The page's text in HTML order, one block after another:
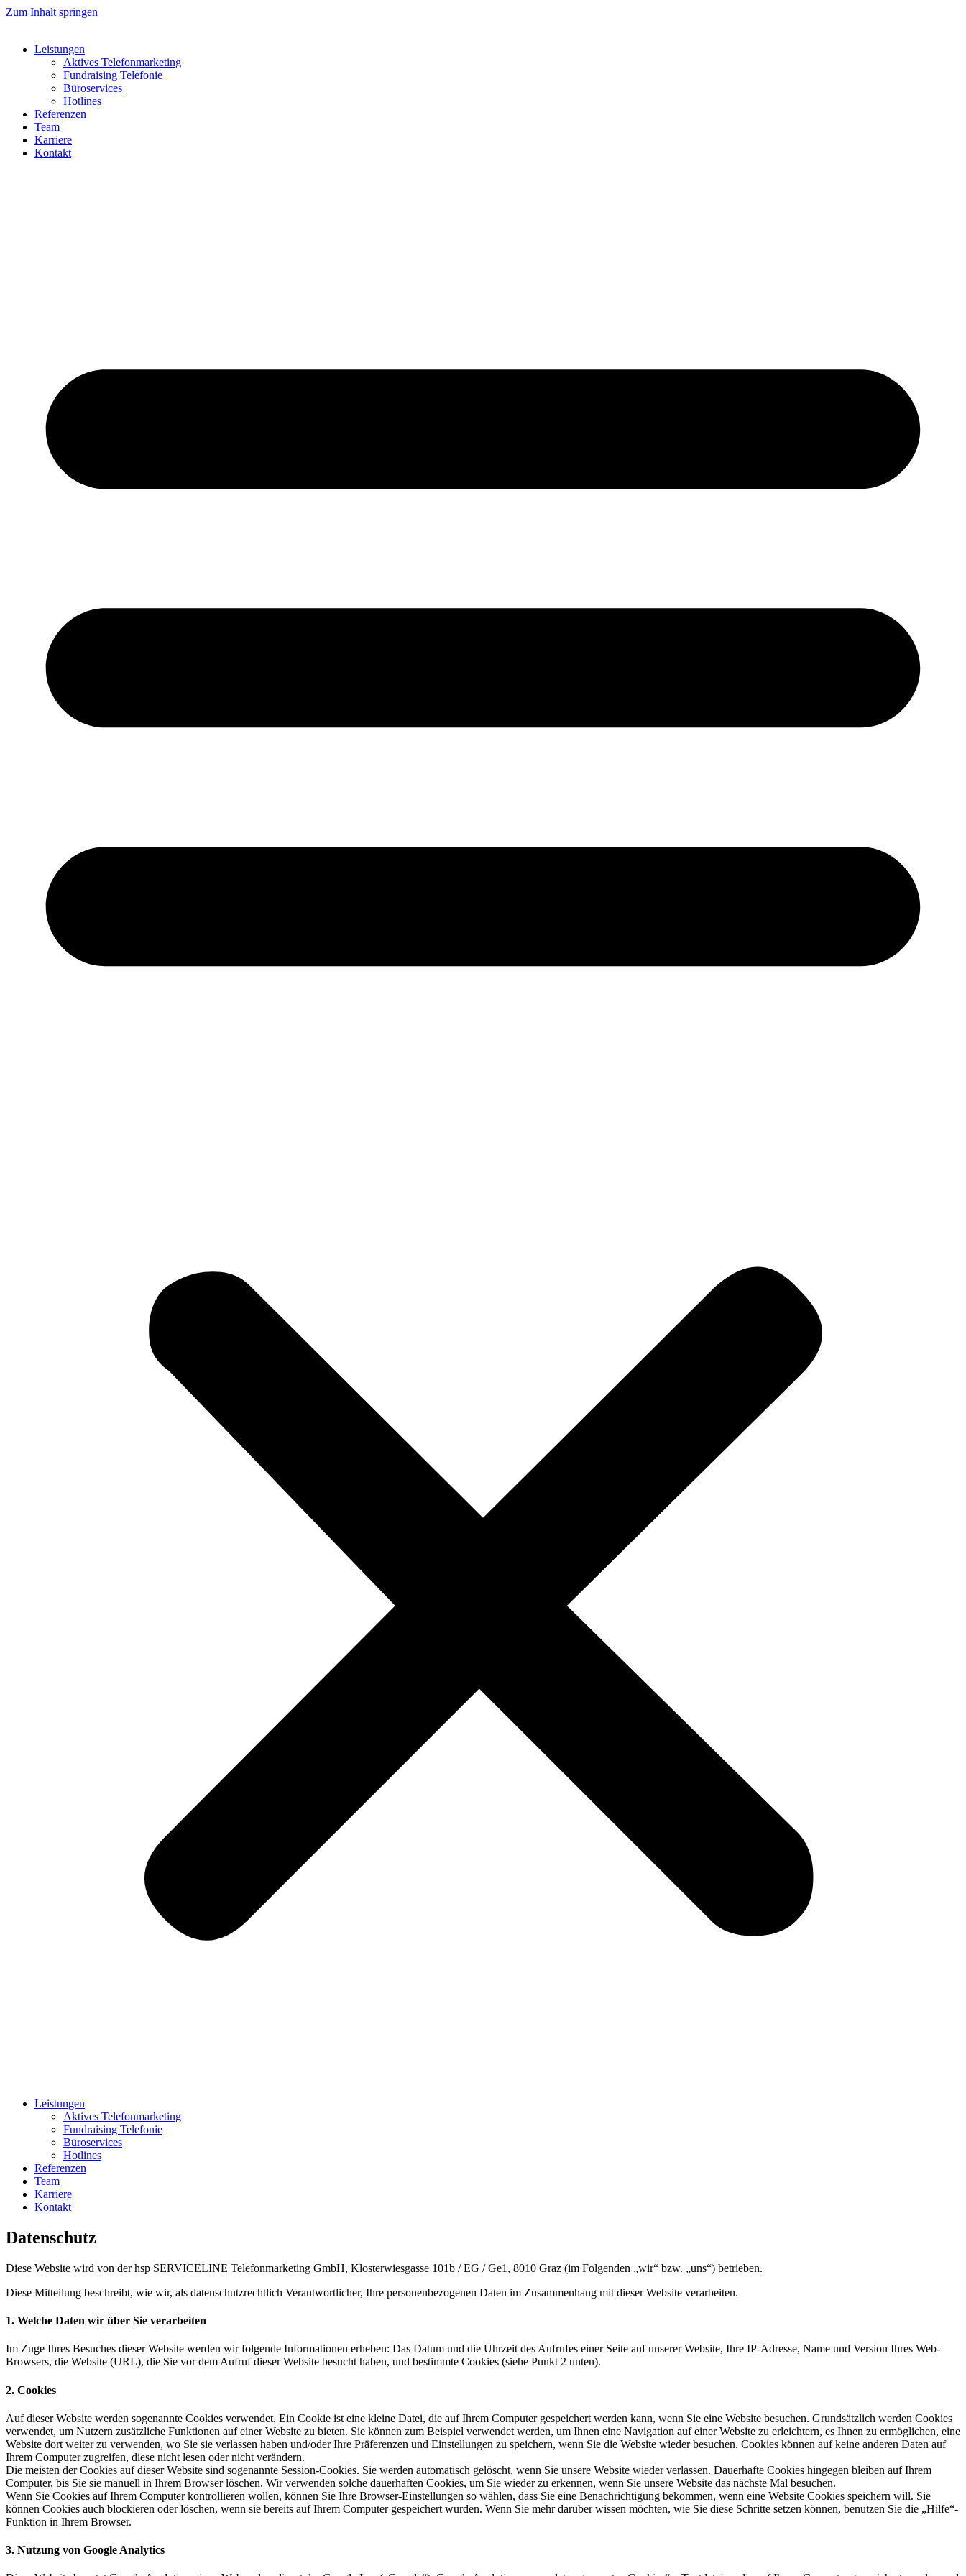
Zum Inhalt springen
Leistungen
Aktives Telefonmarketing
Fundraising Telefonie
Büroservices
Hotlines
Referenzen
Team
Karriere
Kontakt
Leistungen
Aktives Telefonmarketing
Fundraising Telefonie
Büroservices
Hotlines
Referenzen
Team
Karriere
Kontakt
Datenschutz
Diese Website wird von der hsp SERVICELINE Telefonmarketing GmbH, Klosterwiesgasse 101b / EG / Ge1, 8010 Graz (im Folgenden „wir“ bzw. „uns“) betrieben.
Diese Mitteilung beschreibt, wie wir, als datenschutzrechtlich Verantwortlicher, Ihre personenbezogenen Daten im Zusammenhang mit dieser Website verarbeiten.
1. Welche Daten wir über Sie verarbeiten
Im Zuge Ihres Besuches dieser Website werden wir folgende Informationen erheben: Das Datum und die Uhrzeit des Aufrufes einer Seite auf unserer Website, Ihre IP-Adresse, Name und Version Ihres Web-
Browsers, die Website (URL), die Sie vor dem Aufruf dieser Website besucht haben, und bestimmte Cookies (siehe Punkt 2 unten).
2. Cookies
Auf dieser Website werden sogenannte Cookies verwendet. Ein Cookie ist eine kleine Datei, die auf Ihrem Computer gespeichert werden kann, wenn Sie eine Website besuchen. Grundsätzlich werden Cookies
verwendet, um Nutzern zusätzliche Funktionen auf einer Website zu bieten. Sie können zum Beispiel verwendet werden, um Ihnen eine Navigation auf einer Website zu erleichtern, es Ihnen zu ermöglichen, eine
Website dort weiter zu verwenden, wo Sie sie verlassen haben und/oder Ihre Präferenzen und Einstellungen zu speichern, wenn Sie die Website wieder besuchen. Cookies können auf keine anderen Daten auf
Ihrem Computer zugreifen, diese nicht lesen oder nicht verändern.
Die meisten der Cookies auf dieser Website sind sogenannte Session-Cookies. Sie werden automatisch gelöscht, wenn Sie unsere Website wieder verlassen. Dauerhafte Cookies hingegen bleiben auf Ihrem
Computer, bis Sie sie manuell in Ihrem Browser löschen. Wir verwenden solche dauerhaften Cookies, um Sie wieder zu erkennen, wenn Sie unsere Website das nächste Mal besuchen.
Wenn Sie Cookies auf Ihrem Computer kontrollieren wollen, können Sie Ihre Browser-Einstellungen so wählen, dass Sie eine Benachrichtigung bekommen, wenn eine Website Cookies speichern will. Sie
können Cookies auch blockieren oder löschen, wenn sie bereits auf Ihrem Computer gespeichert wurden. Wenn Sie mehr darüber wissen möchten, wie Sie diese Schritte setzen können, benutzen Sie die „Hilfe“-
Funktion in Ihrem Browser.
3. Nutzung von Google Analytics